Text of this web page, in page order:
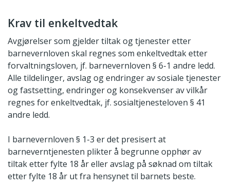
Krav til enkeltvedtak
Avgjørelser som gjelder tiltak og tjenester etter
barnevernloven skal regnes som enkeltvedtak etter
forvaltningsloven, jf. barnevernloven § 6-1 andre ledd.
Alle tildelinger, avslag og endringer av sosiale tjenester
og fastsetting, endringer og konsekvenser av vilkår
regnes for enkeltvedtak, jf. sosialtjenesteloven § 41
andre ledd.
I barnevernloven § 1-3 er det presisert at
barneverntjenesten plikter å begrunne opphør av
tiltak etter fylte 18 år eller avslag på søknad om tiltak
etter fylte 18 år ut fra hensynet til barnets beste.